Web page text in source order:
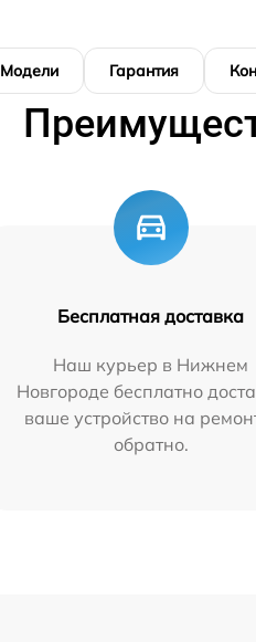
Модели Гарантия
Бесплатная доставка
Наш курьер в Нижнем
Новгороде бесплатно
ваше устройство на
обратно.